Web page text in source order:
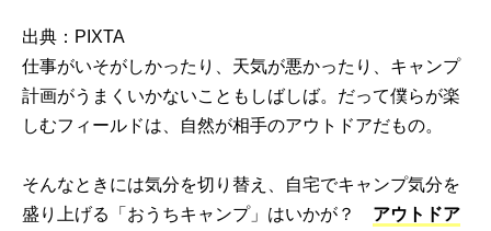
出典：PIXTA
仕事がいそがしかったり、天気が悪かったり、キャンプ
計画がうまくいかないこともしばしば。だって僕らが楽
しむフィールドは、自然が相手のアウトドアだもの。
そんなときには気分を切り替え、自宅でキャンプ気分を
盛り上げる「おうちキャンプ」はいかが？ アウトドア